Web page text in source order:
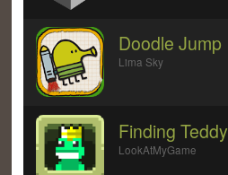
Doodle Jump
Lima Sky
Finding Teddy
LookAtMyGame